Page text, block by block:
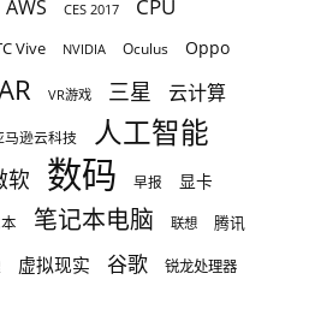
AWS CES 2017 CPU
Vive NVIDIA Oculus Oppo
VR游戏 三星 云计算
马逊云科技 人工智能
软 数码 早报 显卡
笔记本电脑 联想 腾讯
虚拟现实 谷歌 锐龙处理器